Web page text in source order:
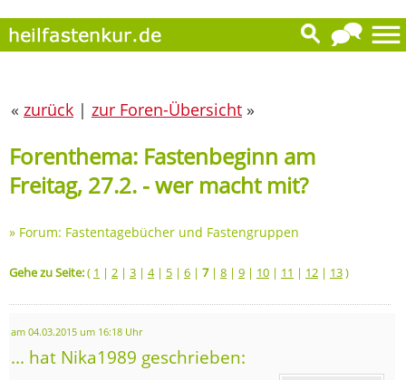
« zurück | zur Foren-Übersicht »
Forenthema: Fastenbeginn am
Freitag, 27.2. - wer macht mit?
» Forum: Fastentagebücher und Fastengruppen
Gehe zu Seite:( 1 | 2 | 3 | 4| 5 | 6 | 7| 8 | 9 | 10 | 11 | 12 | 13)
am 04.03.2015 um 16:18 Uhr
... hat Nika1989 geschrieben: